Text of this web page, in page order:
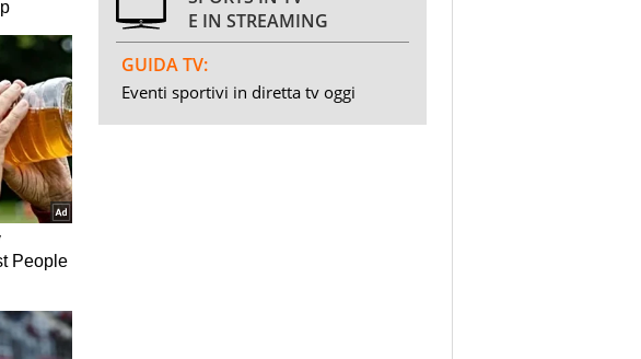
E IN STREAMING
GUIDA TV:
Eventi sportivi in diretta tv oggi